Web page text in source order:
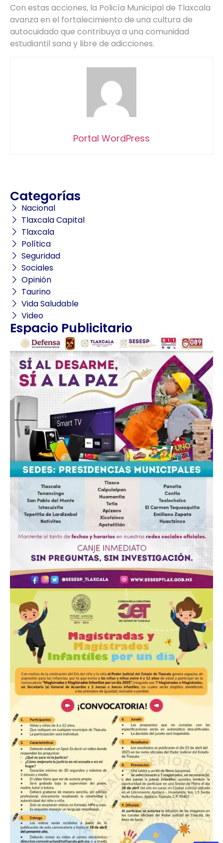
Con estas acciones, la Policía Municipal de Tlaxcala
avanza en el fortalecimiento de una cultura de
autocuidado que contribuya a una comunidad
estudiantil sana y libre de adicciones.
Portal WordPress
Categorías
Nacional
Tlaxcala Capital
Tlaxcala
Política
Seguridad
Sociales
Opinión
Taurino
Vida Saludable
Video
Espacio Publicitario